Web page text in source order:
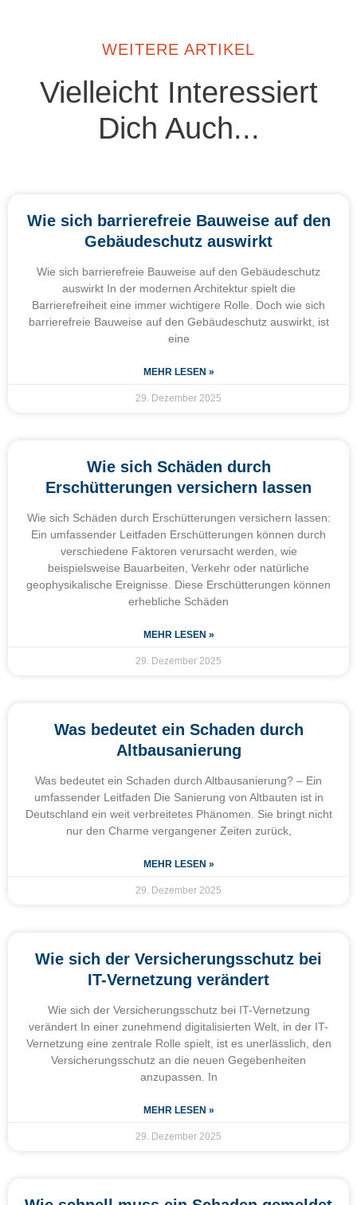
WEITERE ARTIKEL
Vielleicht Interessiert
Dich Auch...
Wie sich barrierefreie Bauweise auf den
Gebäudeschutz auswirkt
Wie sich barrierefreie Bauweise auf den Gebäudeschutz
auswirkt In der modernen Architektur spielt die
Barrierefreiheit eine immer wichtigere Rolle. Doch wie sich
barrierefreie Bauweise auf den Gebäudeschutz auswirkt, ist
eine
MEHR LESEN »
29. Dezember 2025
Wie sich Schäden durch
Erschütterungen versichern lassen
Wie sich Schäden durch Erschütterungen versichern lassen:
Ein umfassender Leitfaden Erschütterungen können durch
verschiedene Faktoren verursacht werden, wie
beispielsweise Bauarbeiten, Verkehr oder natürliche
geophysikalische Ereignisse. Diese Erschütterungen können
erhebliche Schäden
MEHR LESEN »
29. Dezember 2025
Was bedeutet ein Schaden durch
Altbausanierung
Was bedeutet ein Schaden durch Altbausanierung? – Ein
umfassender Leitfaden Die Sanierung von Altbauten ist in
Deutschland ein weit verbreitetes Phänomen. Sie bringt nicht
nur den Charme vergangener Zeiten zurück,
MEHR LESEN »
29. Dezember 2025
Wie sich der Versicherungsschutz bei
IT-Vernetzung verändert
Wie sich der Versicherungsschutz bei IT-Vernetzung
verändert In einer zunehmend digitalisierten Welt, in der IT-
Vernetzung eine zentrale Rolle spielt, ist es unerlässlich, den
Versicherungsschutz an die neuen Gegebenheiten
anzupassen. In
MEHR LESEN »
29. Dezember 2025